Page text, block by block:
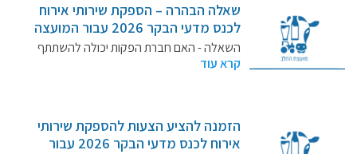
מאמרים על חלב
וובינרים לאנשי מקצוע
מידעונים
מתכונים
שאלה הבהרה – הספקת שירותי אירוח
לכנס מדעי הבקר 2026 עבור המועצה
לענף החלב בישראל , ייצור ושיווק (חל"צ)
– מכרז מספר 2/2026
השאלה - האם חברת הפקות יכולה להשתתף
במכרז? תשובה -…
קרא עוד
הזמנה להציע הצעות להספקת שירותי
אירוח לכנס מדעי הבקר 2026 עבור